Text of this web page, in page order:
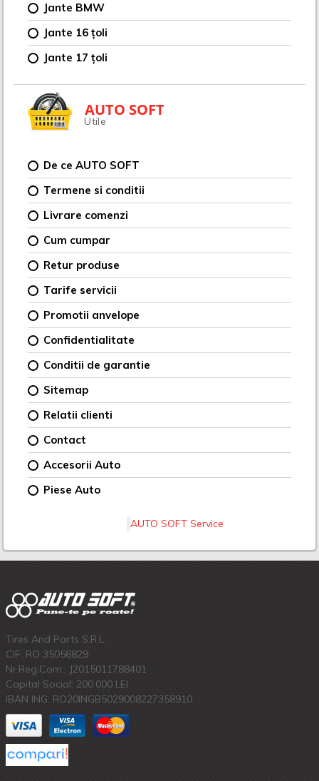
Jante BMW
Jante 16 țoli
Jante 17 țoli
AUTO SOFT
Utile
De ce AUTO SOFT
Termene si conditii
Livrare comenzi
Cum cumpar
Retur produse
Tarife servicii
Promotii anvelope
Confidentialitate
Conditii de garantie
Sitemap
Relatii clienti
Contact
Accesorii Auto
Piese Auto
AUTO SOFT Service
Tires And Parts S.R.L.
CIF: RO 35056829
Nr.Reg.Com.: J2015011788401
Capital Social: 200.000 LEI
IBAN ING: RO20INGB5029008227358910